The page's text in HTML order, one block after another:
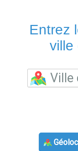
Entrez
ville